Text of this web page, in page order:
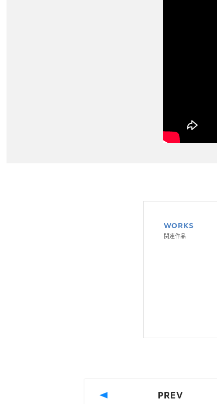
WORKS
関連作品
PREV